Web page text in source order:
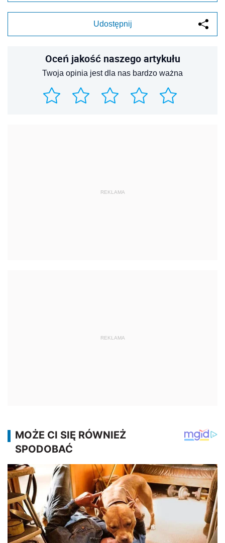
Udostępnij
Oceń jakość naszego artykułu
Twoja opinia jest dla nas bardzo ważna
REKLAMA
REKLAMA